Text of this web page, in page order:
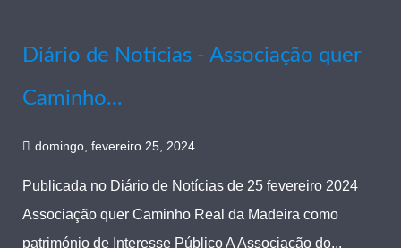
Diário de Notícias - Associação quer
Caminho...
domingo, fevereiro 25, 2024
Publicada no Diário de Notícias de 25 fevereiro 2024
Associação quer Caminho Real da Madeira como
património de Interesse Público A Associação do...